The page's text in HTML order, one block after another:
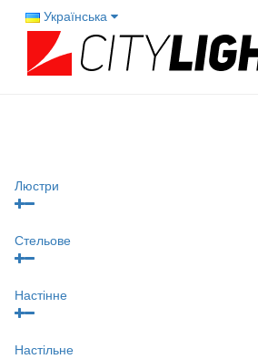
Українська
Люстри
Стельове
Настінне
Настільне